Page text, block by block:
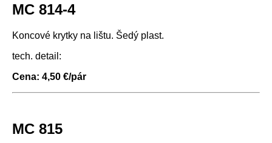
MC 814-4
Koncové krytky na lištu. Šedý plast.
tech. detail:
Cena: 4,50 €/pár
MC 815